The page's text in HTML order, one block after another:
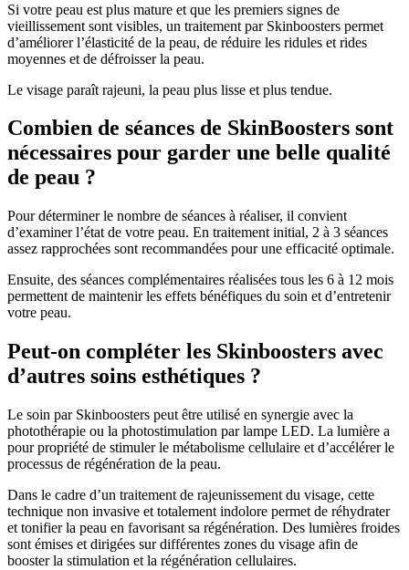
Si votre peau est plus mature et que les premiers signes de
vieillissement sont visibles, un traitement par Skinboosters permet
d’améliorer l’élasticité de la peau, de réduire les ridules et rides
moyennes et de défroisser la peau.
Le visage paraît rajeuni, la peau plus lisse et plus tendue.
Combien de séances de SkinBoosters sont
nécessaires pour garder une belle qualité
de peau ?
Pour déterminer le nombre de séances à réaliser, il convient
d’examiner l’état de votre peau. En traitement initial, 2 à 3 séances
assez rapprochées sont recommandées pour une efficacité optimale.
Ensuite, des séances complémentaires réalisées tous les 6 à 12 mois
permettent de maintenir les effets bénéfiques du soin et d’entretenir
votre peau.
Peut-on compléter les Skinboosters avec
d’autres soins esthétiques ?
Le soin par Skinboosters peut être utilisé en synergie avec la
photothérapie ou la photostimulation par lampe LED. La lumière a
pour propriété de stimuler le métabolisme cellulaire et d’accélérer le
processus de régénération de la peau.
Dans le cadre d’un traitement de rajeunissement du visage, cette
technique non invasive et totalement indolore permet de réhydrater
et tonifier la peau en favorisant sa régénération. Des lumières froides
sont émises et dirigées sur différentes zones du visage afin de
booster la stimulation et la régénération cellulaires.